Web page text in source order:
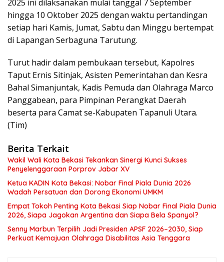
2025 ini dilaksanakan mulai tanggal 7 September
hingga 10 Oktober 2025 dengan waktu pertandingan
setiap hari Kamis, Jumat, Sabtu dan Minggu bertempat
di Lapangan Serbaguna Tarutung.
Turut hadir dalam pembukaan tersebut, Kapolres
Taput Ernis Sitinjak, Asisten Pemerintahan dan Kesra
Bahal Simanjuntak, Kadis Pemuda dan Olahraga Marco
Panggabean, para Pimpinan Perangkat Daerah
beserta para Camat se-Kabupaten Tapanuli Utara.
(Tim)
Berita Terkait
Wakil Wali Kota Bekasi Tekankan Sinergi Kunci Sukses
Penyelenggaraan Porprov Jabar XV
Ketua KADIN Kota Bekasi: Nobar Final Piala Dunia 2026
Wadah Persatuan dan Dorong Ekonomi UMKM
Empat Tokoh Penting Kota Bekasi Siap Nobar Final Piala Dunia
2026, Siapa Jagokan Argentina dan Siapa Bela Spanyol?
Senny Marbun Terpilih Jadi Presiden APSF 2026–2030, Siap
Perkuat Kemajuan Olahraga Disabilitas Asia Tenggara